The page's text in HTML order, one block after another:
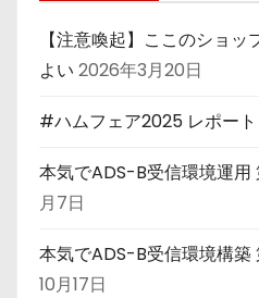
【注意喚起】ここのショ
よい 2026年3月20日
#ハムフェア2025 レポート
本気でADS-B受信環境運用
月7日
本気でADS-B受信環境構
10月17日